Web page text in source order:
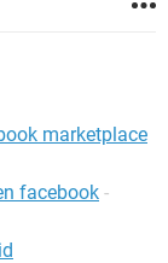
marketplace
facebook -